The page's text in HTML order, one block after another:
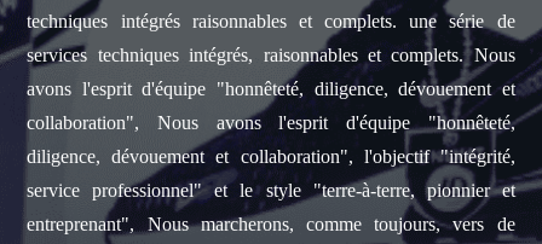
techniques intégrés raisonnables et complets. une série de
services techniques intégrés, raisonnables et complets. Nous
avons l'esprit d'équipe "honnêteté, diligence, dévouement et
collaboration", Nous avons l'esprit d'équipe "honnêteté,
diligence, dévouement et collaboration", l'objectif "intégrité,
service professionnel" et le style "terre-à-terre, pionnier et
entreprenant", Nous marcherons, comme toujours, vers de